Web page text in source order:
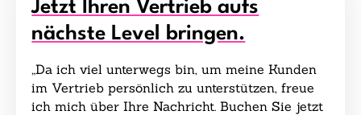
Jetzt Ihren Vertrieb aufs
nächste Level bringen.
„Da ich viel unterwegs bin, um meine Kunden
im Vertrieb persönlich zu unterstützen, freue
ich mich über Ihre Nachricht. Buchen Sie jetzt